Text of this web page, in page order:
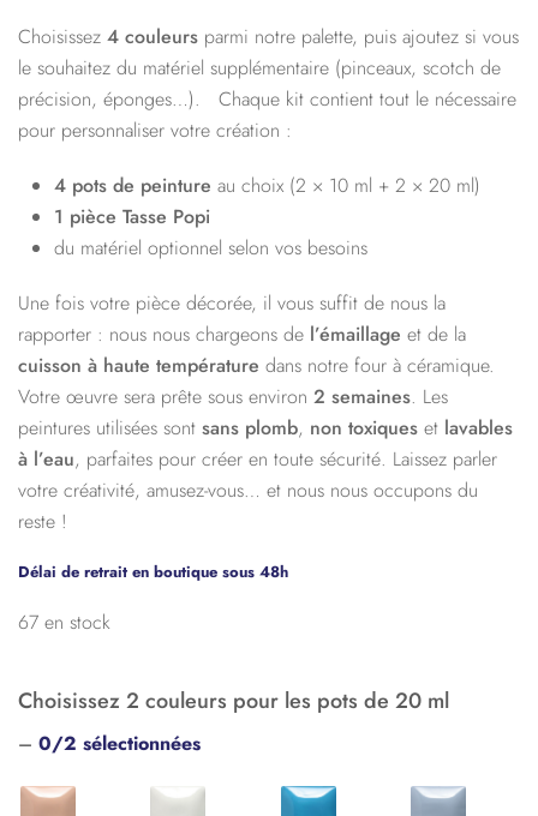
Choisissez 4 couleurs parmi notre palette, puis ajoutez si vous
le souhaitez du matériel supplémentaire (pinceaux, scotch de
précision, éponges…). Chaque kit contient tout le nécessaire
pour personnaliser votre création :
4 pots de peinture au choix (2 × 10 ml + 2 × 20 ml)
1 pièce Tasse Popi
du matériel optionnel selon vos besoins
Une fois votre pièce décorée, il vous suffit de nous la
rapporter : nous nous chargeons de l’émaillage et de la
cuisson à haute température dans notre four à céramique.
Votre œuvre sera prête sous environ 2 semaines. Les
peintures utilisées sont sans plomb, non toxiques et lavables
à l’eau, parfaites pour créer en toute sécurité. Laissez parler
votre créativité, amusez-vous… et nous nous occupons du
reste !
Délai de retrait en boutique sous 48h
67 en stock
Choisissez 2 couleurs pour les pots de 20 ml
– 0/2 sélectionnées